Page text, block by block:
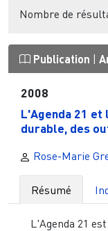
Nombre de
Publication
2008
L'Agenda 21
durable, des
Rose-Marie
Résumé
L'Agenda 21